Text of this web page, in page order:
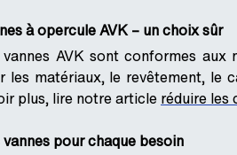
à opercule AVK – un choix sûr
vannes AVK sont conformes
les matériaux, le revêtement, le
plus, lire notre article réduire les
vannes pour chaque besoin